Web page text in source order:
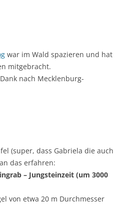
war im Wald spazieren und hat
mitgebracht.
nach Mecklenburg-
(super, dass Gabriela die auch
das erfahren:
– Jungsteinzeit (um 3000
von etwa 20 m Durchmesser